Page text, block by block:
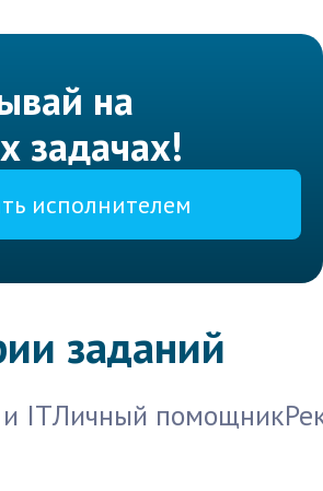
на
задачах!
исполнителем
заданий
ITЛичный помощник